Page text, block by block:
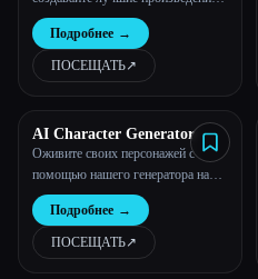
искусства с помощью лучшие
модели
Подробнее →
ПОСЕЩАТЬ↗︎
AI Character Generator
Оживите своих персонажей с
помощью нашего генератора на
базе искусственного интеллекта!
Опишите их индивидуальность,
внешний вид и навыки, а наша
продвинутая система создаст
Подробнее →
ПОСЕЩАТЬ↗︎